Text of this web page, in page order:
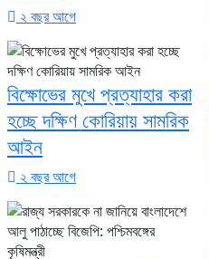
২ বছর আগে
বিক্ষোভের মুখে প্রত্যাহার করা
হচ্ছে দক্ষিণ কোরিয়ায় সামরিক
আইন
২ বছর আগে